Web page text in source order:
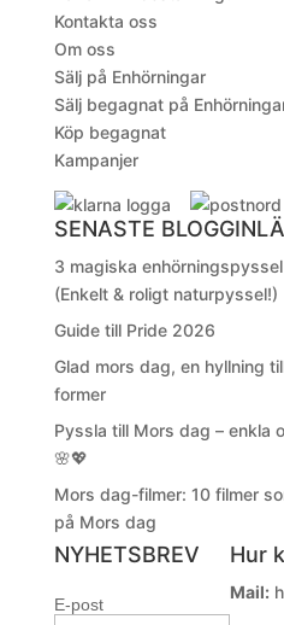
Kontakta oss
Om oss
Sälj på Enhörningar
Sälj begagnat på
Köp begagnat
Kampanjer
SENASTE
3 magiska
(Enkelt & roligt naturpyssel!)
Guide till Pride 2026
Glad mors dag, en hyllning
former
Pyssla till Mors dag – enkla
🌸💖
Mors dag-filmer: 10 filmer
på Mors dag
NYHETSBREV
E-post
Hur
Mail: